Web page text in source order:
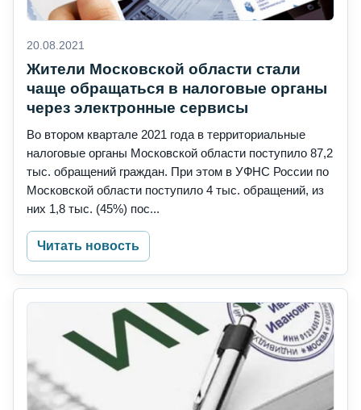
20.08.2021
Жители Московской области стали
чаще обращаться в налоговые органы
через электронные сервисы
Во втором квартале 2021 года в территориальные
налоговые органы Московской области поступило 87,2
тыс. обращений граждан. При этом в УФНС России по
Московской области поступило 4 тыс. обращений, из
них 1,8 тыс. (45%) пос...
Читать новость